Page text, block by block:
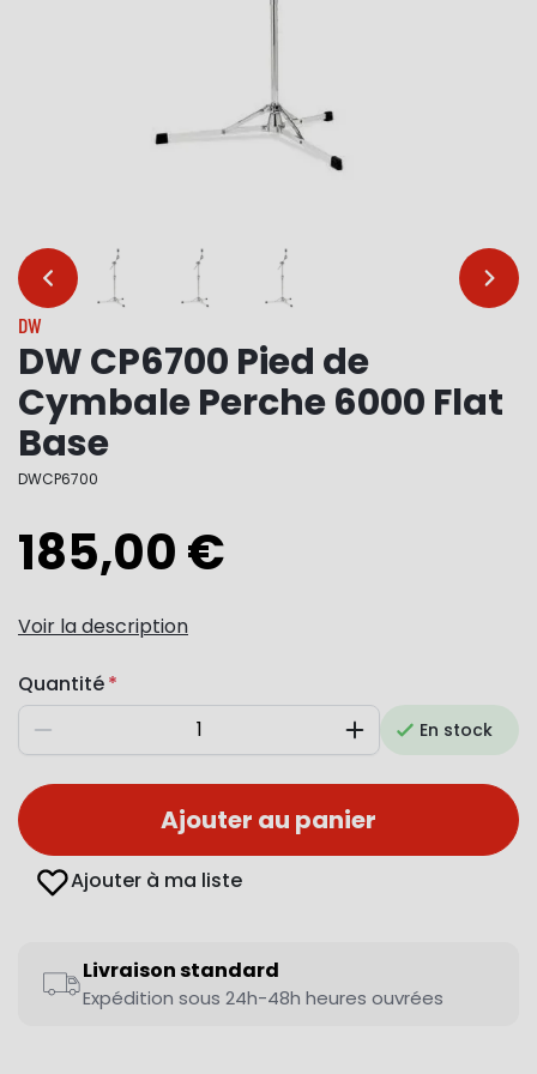
… …
DW
DW CP6700 Pied de
Cymbale Perche 6000 Flat
Base
DWCP6700
185,00 €
Voir la description
Quantité
Diminuer AugmenterEn stock
Ajouter au panier
Ajouter à ma liste
Livraison standard
Expédition sous 24h-48h heures ouvrées